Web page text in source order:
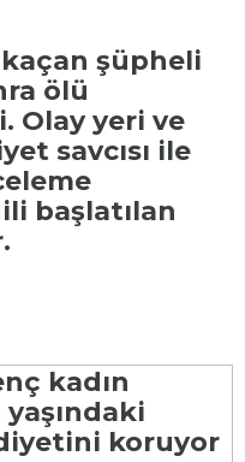
kaçan şüpheli
ölü
Olay yeri ve
savcısı ile
başlatılan